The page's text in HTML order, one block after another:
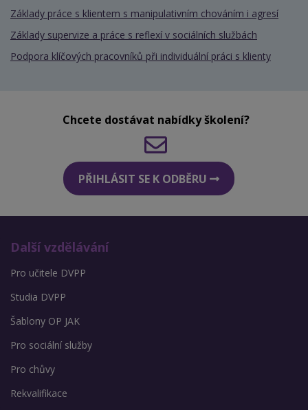
Základy práce s klientem s manipulativním chováním i agresí
Základy supervize a práce s reflexí v sociálních službách
Podpora klíčových pracovníků při individuální práci s klienty
Chcete dostávat nabídky školení?
PŘIHLÁSIT SE K ODBĚRU
Další vzdělávání
Pro učitele DVPP
Studia DVPP
Šablony OP JAK
Pro sociální služby
Pro chůvy
Rekvalifikace